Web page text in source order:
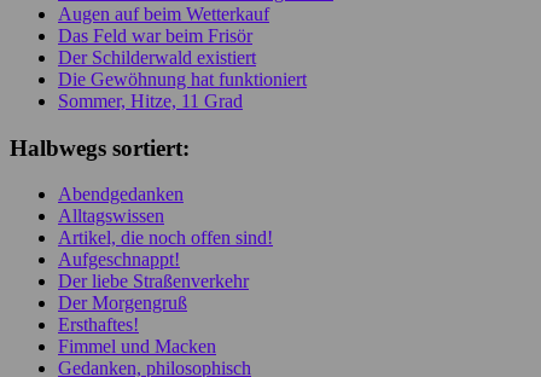
Augen auf beim Wetterkauf
Das Feld war beim Frisör
Der Schilderwald existiert
Die Gewöhnung hat funktioniert
Sommer, Hitze, 11 Grad
Halbwegs sortiert:
Abendgedanken
Alltagswissen
Artikel, die noch offen sind!
Aufgeschnappt!
Der liebe Straßenverkehr
Der Morgengruß
Ersthaftes!
Fimmel und Macken
Gedanken, philosophisch